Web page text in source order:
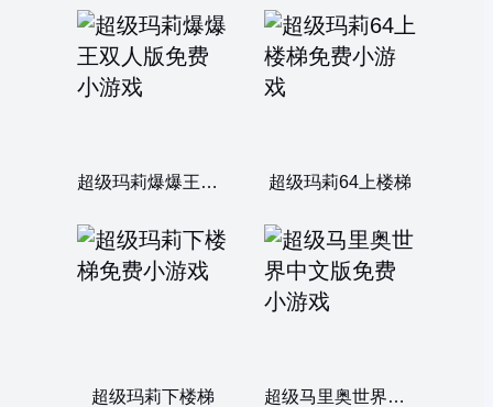
超级玛莉爆爆王双人版 超级玛莉64上楼梯
超级玛莉下楼梯 超级马里奥世界中文版